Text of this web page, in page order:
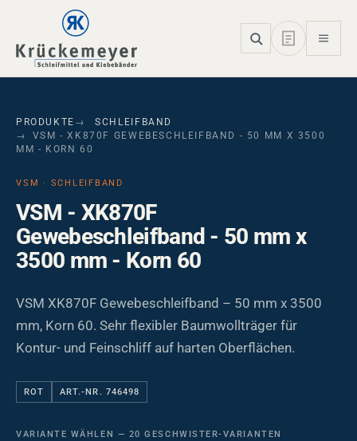
Skip to main navigation
Skip to main content
Skip to page footer
PRODUKTE
SCHLEIFBAND
VSM - XK870F GEWEBESCHLEIFBAND - 50 MM X 3500
MM - KORN 60
VSM · SCHLEIFBAND
VSM - XK870F
Gewebeschleifband - 50 mm x
3500 mm - Korn 60
VSM XK870F Gewebeschleifband – 50 mm x 3500
mm, Korn 60. Sehr flexibler Baumwollträger für
Kontur- und Feinschliff auf harten Oberflächen.
ROT ART.-NR. 746498
VARIANTE WÄHLEN — 20 GESCHWISTER-VARIANTEN